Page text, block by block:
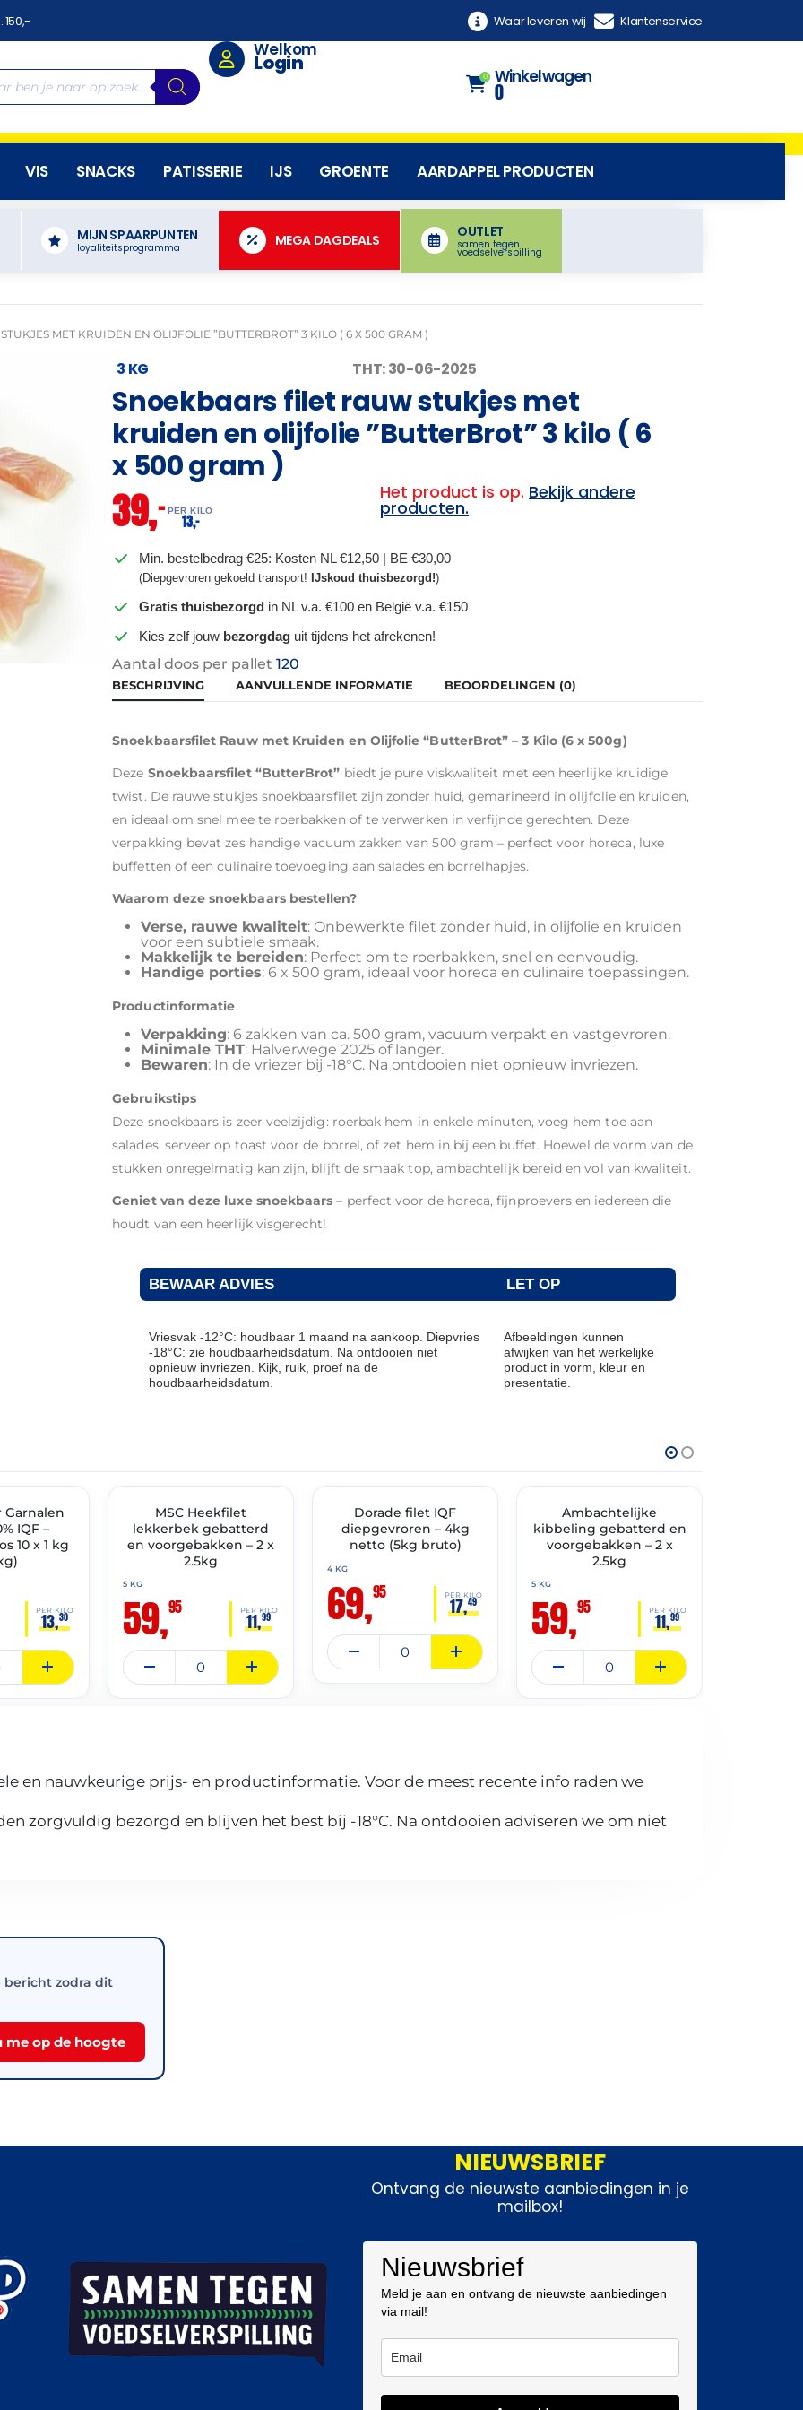
150,- Waar leveren wij Klantenservice
Welkom
Login
0 Winkelwagen
0
VIS SNACKS PATISSERIE IJS GROENTE AARDAPPEL PRODUCTEN
MIJN SPAARPUNTEN
loyaliteitsprogramma MEGA DAGDEALS
OUTLET
samen tegen
voedselverspilling
MET KRUIDEN EN OLIJFOLIE ”BUTTERBROT” 3 KILO ( 6 X 500 GRAM )
3 KG THT: 30-06-2025
Snoekbaars filet rauw stukjes met
kruiden en olijfolie ”ButterBrot” 3 kilo ( 6
x 500 gram )
39,– PER KILO
13,–
Het product is op. Bekijk andere
producten.
Min. bestelbedrag €25: Kosten NL €12,50 | BE €30,00
(Diepgevroren gekoeld transport!IJskoud thuisbezorgd!)
Gratis thuisbezorgd in NL v.a. €100 en België v.a. €150
Kies zelf jouw bezorgdag uit tijdens het afrekenen!
Aantal doos per pallet120
BESCHRIJVING AANVULLENDE INFORMATIE BEOORDELINGEN (0)
Snoekbaarsfilet Rauw met Kruiden en Olijfolie “ButterBrot” – 3 Kilo (6 x 500g)
Deze Snoekbaarsfilet “ButterBrot” biedt je pure viskwaliteit met een heerlijke kruidige
twist. De rauwe stukjes snoekbaarsfilet zijn zonder huid, gemarineerd in olijfolie en kruiden,
en ideaal om snel mee te roerbakken of te verwerken in verfijnde gerechten. Deze
verpakking bevat zes handige vacuum zakken van 500 gram – perfect voor horeca, luxe
buffetten of een culinaire toevoeging aan salades en borrelhapjes.
Waarom deze snoekbaars bestellen?
Verse, rauwe kwaliteit: Onbewerkte filet zonder huid, in olijfolie en kruiden
voor een subtiele smaak.
Makkelijk te bereiden: Perfect om te roerbakken, snel en eenvoudig.
Handige porties: 6 x 500 gram, ideaal voor horeca en culinaire toepassingen.
Productinformatie
Verpakking: 6 zakken van ca. 500 gram, vacuum verpakt en vastgevroren.
Minimale THT: Halverwege 2025 of langer.
Bewaren: In de vriezer bij -18°C. Na ontdooien niet opnieuw invriezen.
Gebruikstips
Deze snoekbaars is zeer veelzijdig: roerbak hem in enkele minuten, voeg hem toe aan
salades, serveer op toast voor de borrel, of zet hem in bij een buffet. Hoewel de vorm van de
stukken onregelmatig kan zijn, blijft de smaak top, ambachtelijk bereid en vol van kwaliteit.
Geniet van deze luxe snoekbaars – perfect voor de horeca, fijnproevers en iedereen die
houdt van een heerlijk visgerecht!
BEWAAR ADVIES LET OP
Vriesvak -12°C: houdbaar 1 maand na aankoop. Diepvries
-18°C: zie houdbaarheidsdatum. Na ontdooien niet
opnieuw invriezen. Kijk, ruik, proef na de
houdbaarheidsdatum.
Afbeeldingen kunnen
afwijken van het werkelijke
product in vorm, kleur en
presentatie.
Garnalen
IQF –
10 x 1 kg
PER KILO
13,30
✓ VAST ASSORTIMENT
MSC Heekfilet
lekkerbek gebatterd
en voorgebakken – 2 x
2.5kg
5 KG
59,95 PER KILO
11,99
✓ VAST ASSORTIMENT
Dorade filet IQF
diepgevroren – 4kg
netto (5kg bruto)
4 KG
69,95 PER KILO
17,49
✓ VAST ASSORTIMENT
Ambachtelijke
kibbeling gebatterd en
voorgebakken – 2 x
2.5kg
5 KG
59,95 PER KILO
11,99
en nauwkeurige prijs- en productinformatie. Voor de meest recente info raden we
zorgvuldig bezorgd en blijven het best bij -18°C. Na ontdooien adviseren we om niet
bericht zodra dit
me op de hoogte
NIEUWSBRIEF
Ontvang de nieuwste aanbiedingen in je
mailbox!
Nieuwsbrief
Meld je aan en ontvang de nieuwste aanbiedingen
via mail!